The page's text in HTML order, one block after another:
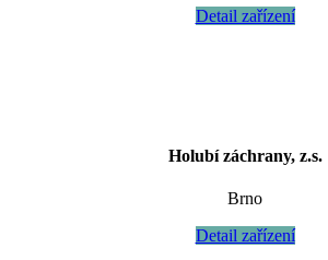
Detail zařízení
Holubí záchrany, z.s.
Brno
Detail zařízení